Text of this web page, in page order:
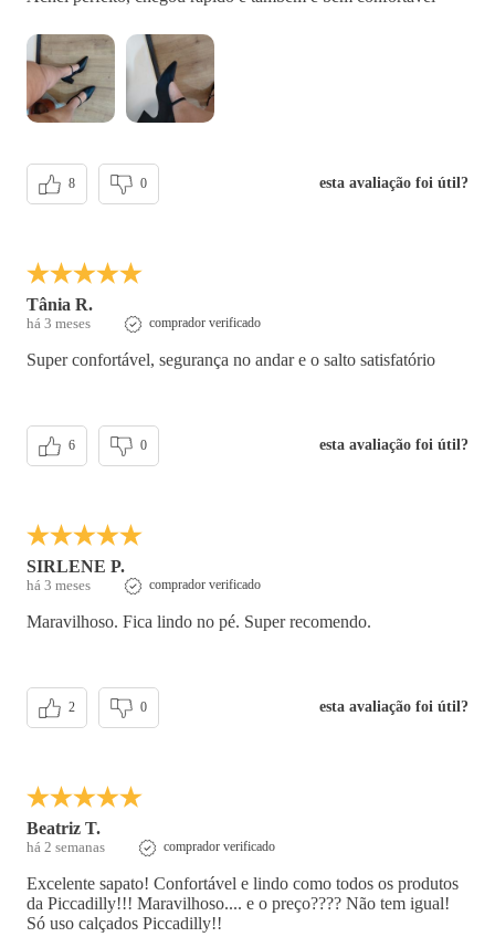
esta avaliação foi útil?
8 0
Tânia R.
há 3 meses comprador verificado
Super confortável, segurança no andar e o salto satisfatório
esta avaliação foi útil?
6 0
SIRLENE P.
há 3 meses comprador verificado
Maravilhoso. Fica lindo no pé. Super recomendo.
esta avaliação foi útil?
2 0
Beatriz T.
há 2 semanas comprador verificado
Excelente sapato! Confortável e lindo como todos os produtos
da Piccadilly!!! Maravilhoso.... e o preço???? Não tem igual!
Só uso calçados Piccadilly!!